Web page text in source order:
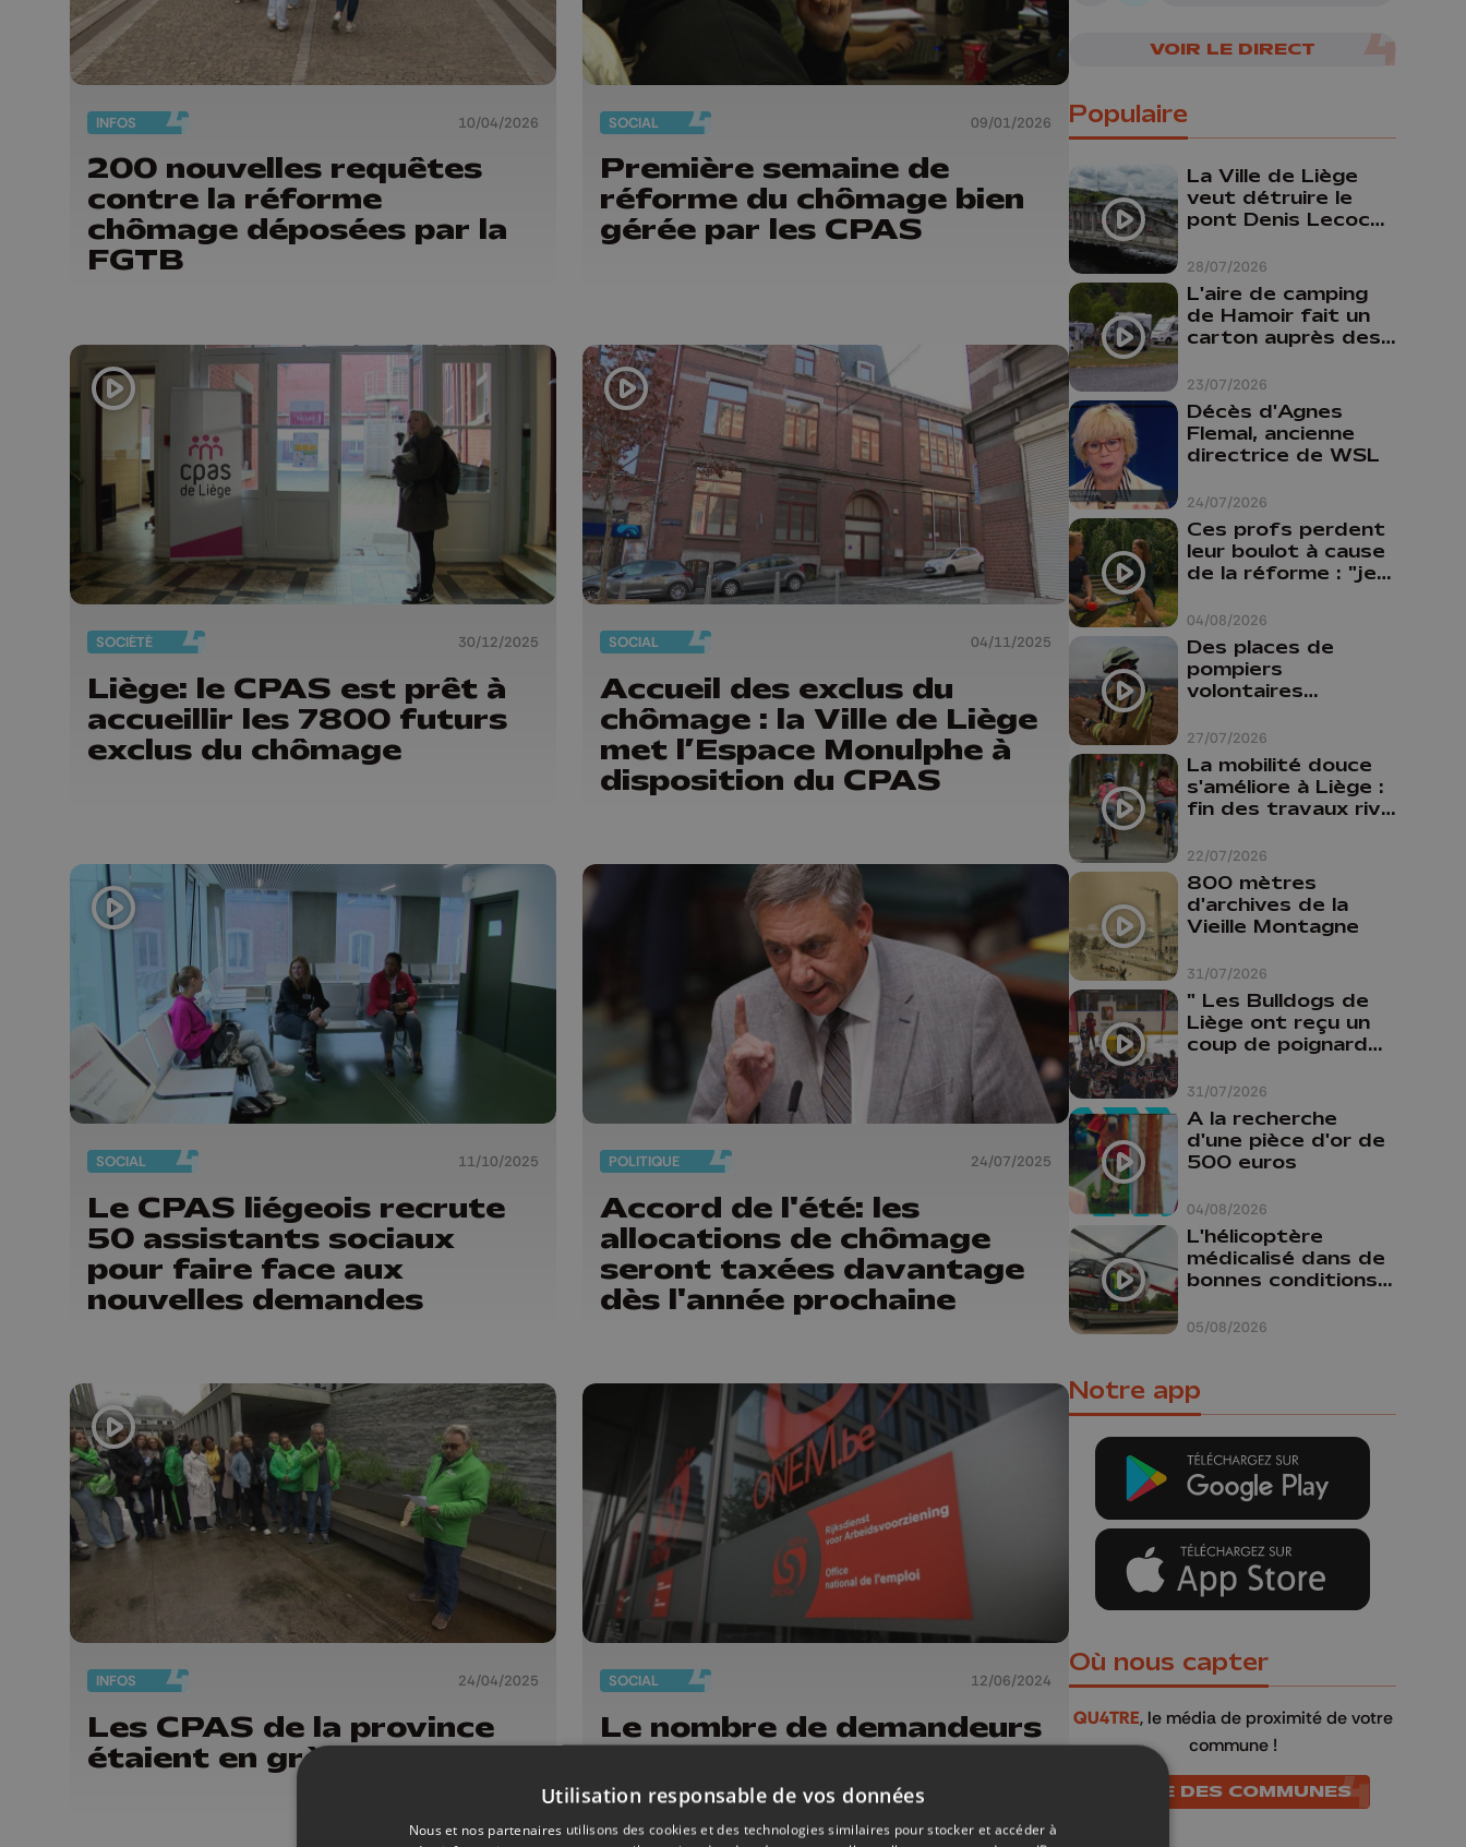
INFOS 10/04/2026
200 nouvelles requêtes
contre la réforme
chômage déposées par la
FGTB
SOCIAL 09/01/2026
Première semaine de
réforme du chômage bien
gérée par les CPAS
SOCIÉTÉ 30/12/2025
Liège: le CPAS est prêt à
accueillir les 7800 futurs
exclus du chômage
SOCIAL 04/11/2025
Accueil des exclus du
chômage : la Ville de Liège
met l’Espace Monulphe à
disposition du CPAS
SOCIAL 11/10/2025
Le CPAS liégeois recrute
50 assistants sociaux
pour faire face aux
nouvelles demandes
POLITIQUE 24/07/2025
Accord de l'été: les
allocations de chômage
seront taxées davantage
dès l'année prochaine
INFOS 24/04/2025
Les CPAS de la province
étaient en grève ce jeudi
SOCIAL 12/06/2024
Le nombre de demandeurs
d'emploi en Wallonie en
baisse en mai
VOIR LE DIRECT
Populaire
28/07/2026
La Ville de Liège
veut détruire le
pont Denis Lecocq
budget pour le
faire
23/07/2026
L'aire de camping
de Hamoir fait un
carton auprès des
24/07/2026
Décès d'Agnes
Flemal, ancienne
directrice de WSL
04/08/2026
Ces profs perdent
leur boulot à cause
de la réforme : "je
comme prof que
comme
pharmacienne"
27/07/2026
Des places de
pompiers
volontaires
province de Liège :
"Un citoyen qui
n'est formé ne
peut pas nous
aider"
22/07/2026
La mobilité douce
s'améliore à Liège :
fin des travaux rive
cyclo-piétonnes
Avroy et
Guillemins...
31/07/2026
800 mètres
d'archives de la
Vieille Montagne
31/07/2026
" Les Bulldogs de
Liège ont reçu un
coup de poignard
04/08/2026
A la recherche
d'une pièce d'or de
500 euros
05/08/2026
L'hélicoptère
médicalisé dans de
bonnes conditions à
Notre app
Où nous capter
QU4TRE, le média de proximité de votre
commune !
LISTE DES COMMUNES
Utilisation responsable de vos données
Nous et nos partenaires utilisons des cookies et des technologies similaires pour stocker et accéder à